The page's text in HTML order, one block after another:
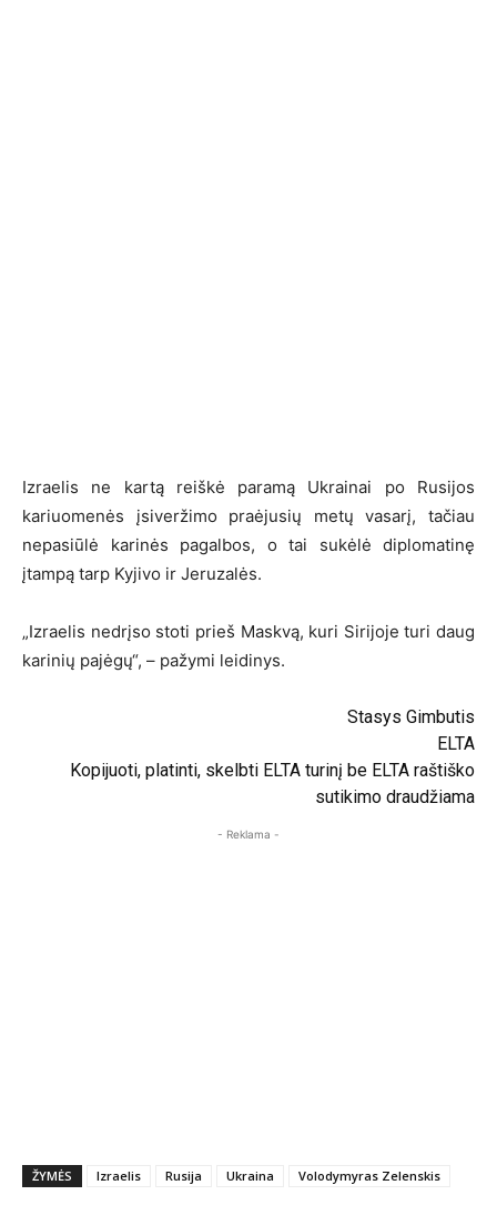
Izraelis ne kartą reiškė paramą Ukrainai po Rusijos
kariuomenės įsiveržimo praėjusių metų vasarį, tačiau
nepasiūlė karinės pagalbos, o tai sukėlė diplomatinę
įtampą tarp Kyjivo ir Jeruzalės.
„Izraelis nedrįso stoti prieš Maskvą, kuri Sirijoje turi daug
karinių pajėgų“, – pažymi leidinys.
Stasys Gimbutis
ELTA
Kopijuoti, platinti, skelbti ELTA turinį be ELTA raštiško
sutikimo draudžiama
- Reklama -
ŽYMĖS Izraelis Rusija Ukraina Volodymyras Zelenskis